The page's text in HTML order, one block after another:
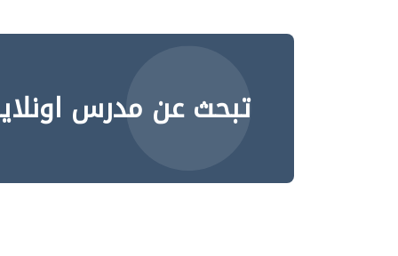
تبحث عن مدرس